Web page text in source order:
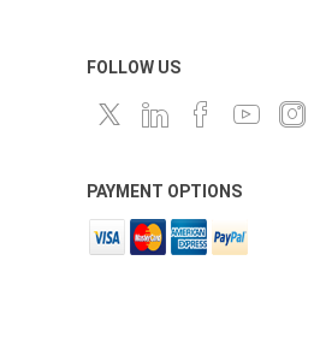
FOLLOW US
PAYMENT OPTIONS